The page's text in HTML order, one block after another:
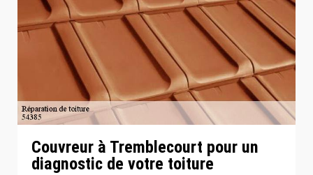
Couvreur à Tremblecourt pour un
diagnostic de votre toiture